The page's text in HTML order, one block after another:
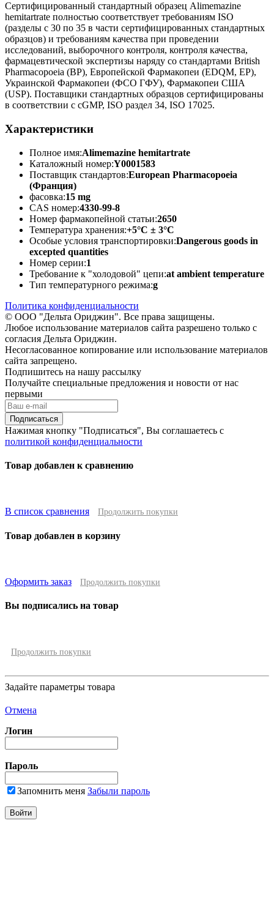
Сертифицированный стандартный образец Alimemazine
hemitartrate полностью соответствует требованиям ISO
(разделы с 30 по 35 в части сертифицированных стандартных
образцов) и требованиям качества при проведении
исследований, выборочного контроля, контроля качества,
фармацевтической экспертизы наряду со стандартами British
Pharmacopoeia (BP), Европейской Фармакопеи (EDQM, EP),
Украинской Фармакопеи (ФСО ГФУ), Фармакопеи США
(USP). Поставщики стандартных образцов сертифицированы
в соответствии с cGMP, ISO раздел 34, ISO 17025.
Характеристики
Полное имя:Alimemazine hemitartrate
Каталожный номер:Y0001583
Поставщик стандартов:European Pharmacopoeia
(Франция)
фасовка:15 mg
CAS номер:4330-99-8
Номер фармакопейной статьи:2650
Температура хранения:+5°C ± 3°C
Особые условия транспортировки:Dangerous goods in
excepted quantities
Номер серии:1
Требование к "холодовой" цепи:at ambient temperature
Тип температурного режима:g
Политика конфиденциальности
© ООО "Дельта Ориджин". Все права защищены.
Любое использование материалов сайта разрешено только с
согласия Дельта Ориджин.
Несогласованное копирование или использование материалов
сайта запрещено.
Подпишитесь на нашу рассылку
Получайте специальные предложения и новости от нас
первыми
Подписаться
Нажимая кнопку "Подписаться", Вы соглашаетесь с
политикой конфиденциальности
Товар добавлен к сравнению
В список сравнения Продолжить покупки
Товар добавлен в корзину
Оформить заказ Продолжить покупки
Вы подписались на товар
Продолжить покупки
Задайте параметры товара
Отмена
Логин
Пароль
Запомнить меня Забыли пароль